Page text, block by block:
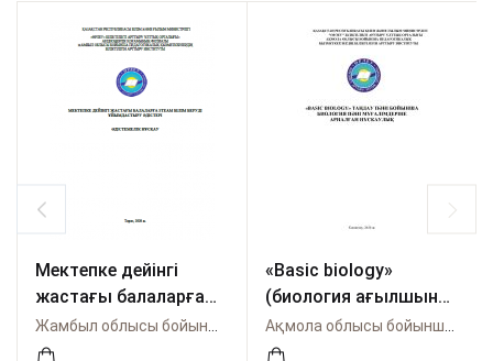
Мектепке дейінгі
жастағы балаларға
STEАM білім беруді
ұйымдастыру
«Basic biology»
(биология ағылшын
тілінде) таңдау пәні
бойынша